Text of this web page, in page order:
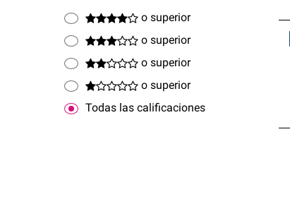
o superior
o superior
o superior
o superior
Todas las calificaciones